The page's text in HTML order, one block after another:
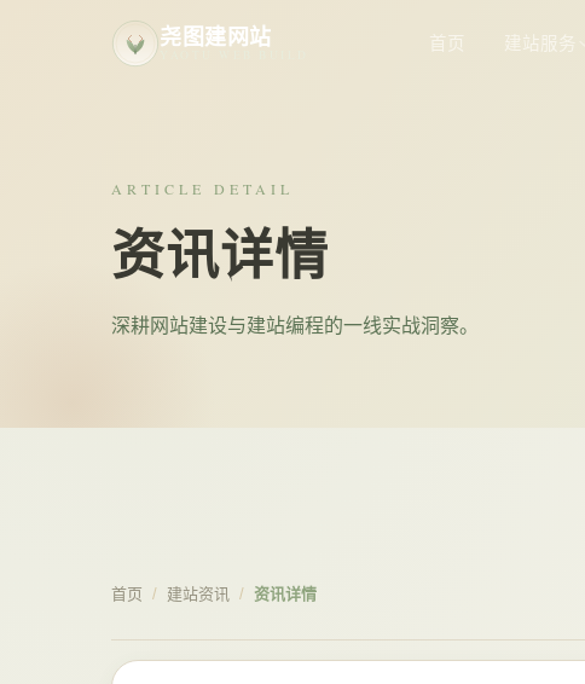
尧图建网站 首页 建站服务
ARTICLE DETAIL
资讯详情
深耕网站建设与建站编程的一线实战洞察。
首页 / 建站资讯 / 资讯详情